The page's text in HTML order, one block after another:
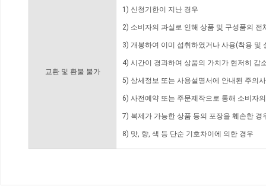
교환 및 환불 불가
1) 신청기한이 지난 경우
2) 소비자의 과실로 인해 상품 및 구성품의
3) 개봉하여 이미 섭취하였거나 사용(착용 및
4) 시간이 경과하여 상품의 가치가 현저히 감
5) 상세정보 또는 사용설명서에 안내된 주의
6) 사전예약 또는 주문제작으로 통해 소비자
7) 복제가 가능한 상품 등의 포장을 훼손한 경
8) 맛, 향, 색 등 단순 기호차이에 의한 경우